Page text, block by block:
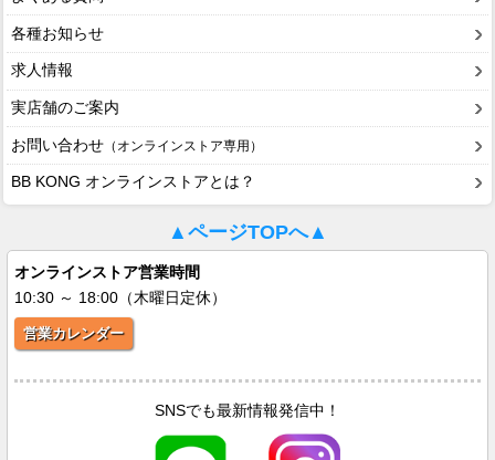
各種お知らせ
求人情報
実店舗のご案内
お問い合わせ （オンラインストア専用）
BB KONG オンラインストアとは？
▲ページTOPへ▲
オンラインストア営業時間
10:30 ～ 18:00（木曜日定休）
営業カレンダー
SNSでも最新情報発信中！